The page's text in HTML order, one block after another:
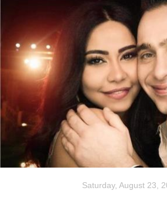
Saturday, August 23,